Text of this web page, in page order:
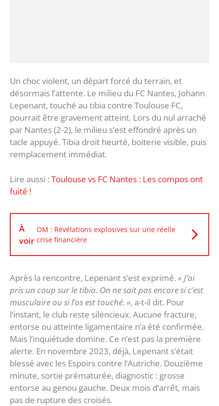
Un choc violent, un départ forcé du terrain, et
désormais l’attente. Le milieu du FC Nantes, Johann
Lepenant, touché au tibia contre Toulouse FC,
pourrait être gravement atteint. Lors du nul arraché
par Nantes (2-2), le milieu s’est effondré après un
tacle appuyé. Tibia droit heurté, boiterie visible, puis
remplacement immédiat.
Lire aussi : Toulouse vs FC Nantes : Les compos ont
fuité !
À
voir
OM : Révélations explosives sur une réelle
crise financière
Après la rencontre, Lepenant s’est exprimé. « J’ai
pris un coup sur le tibia. On ne sait pas encore si c’est
musculaire ou si l’os est touché. », a-t-il dit. Pour
l’instant, le club reste silencieux. Aucune fracture,
entorse ou atteinte ligamentaire n’a été confirmée.
Mais l’inquiétude domine. Ce n’est pas la première
alerte. En novembre 2023, déjà, Lepenant s’était
blessé avec les Espoirs contre l’Autriche. Douzième
minute, sortie prématurée, diagnostic : grosse
entorse au genou gauche. Deux mois d’arrêt, mais
pas de rupture des croisés.